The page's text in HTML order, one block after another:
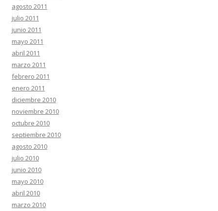
agosto 2011
julio 2011
junio 2011
mayo 2011
abril 2011
marzo 2011
febrero 2011
enero 2011
diciembre 2010
noviembre 2010
octubre 2010
septiembre 2010
agosto 2010
julio 2010
junio 2010
mayo 2010
abril 2010
marzo 2010